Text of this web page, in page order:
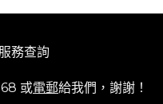
務查詢
或電郵給我們，謝謝！